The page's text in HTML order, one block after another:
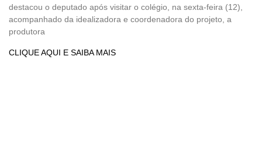
destacou o deputado após visitar o colégio, na sexta-feira (12),
acompanhado da idealizadora e coordenadora do projeto, a
produtora
CLIQUE AQUI E SAIBA MAIS